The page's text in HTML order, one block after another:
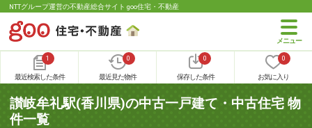
NTTグループ運営の不動産総合サイト goo住宅・不動産
1
最近検索した条件
0
最近見た物件
0
保存した条件
0
お気に入り
讃岐牟礼駅(香川県)の中古一戸建て・中古住宅 物
件一覧